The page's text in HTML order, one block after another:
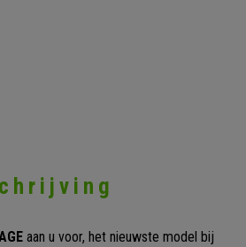
aan u voor, het nieuwste model bij